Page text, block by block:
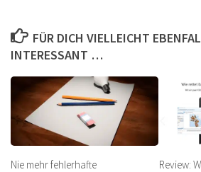
FÜR DICH VIELLEICHT
INTERESSANT …
Nie mehr fehlerhafte
Review: